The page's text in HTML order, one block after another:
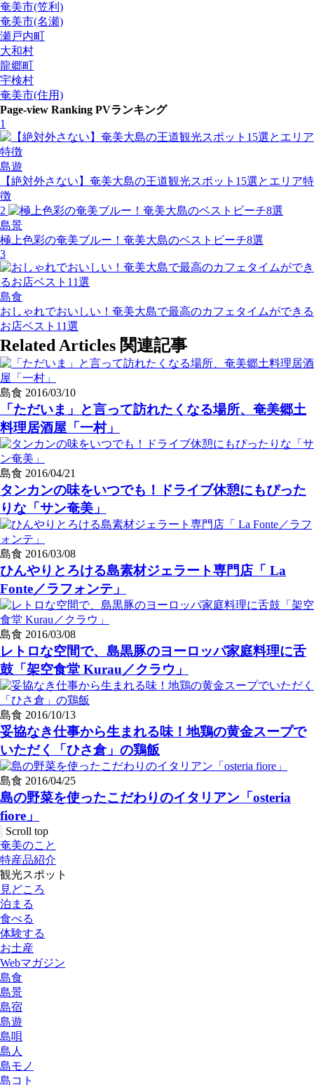
奄美市(笠利)
奄美市(名瀬)
瀬戸内町
大和村
龍郷町
宇検村
奄美市(住用)
Page-view Ranking PVランキング
1
島遊
【絶対外さない】奄美大島の王道観光スポット15選とエリア特
徴
2
島景
極上色彩の奄美ブルー！奄美大島のベストビーチ8選
3
島食
おしゃれでおいしい！奄美大島で最高のカフェタイムができる
お店ベスト11選
Related Articles 関連記事
島食 2016/03/10
「ただいま」と言って訪れたくなる場所、奄美郷土
料理居酒屋「一村」
島食 2016/04/21
タンカンの味をいつでも！ドライブ休憩にもぴった
りな「サン奄美」
島食 2016/03/08
ひんやりとろける島素材ジェラート専門店「 La
Fonte／ラフォンテ」
島食 2016/03/08
レトロな空間で、島黒豚のヨーロッパ家庭料理に舌
鼓「架空食堂 Kurau／クラウ」
島食 2016/10/13
妥協なき仕事から生まれる味！地鶏の黄金スープで
いただく「ひさ倉」の鶏飯
島食 2016/04/25
島の野菜を使ったこだわりのイタリアン「osteria
fiore」
Scroll top
奄美のこと
特産品紹介
観光スポット
見どころ
泊まる
食べる
体験する
お土産
Webマガジン
島食
島景
島宿
島遊
島唄
島人
島モノ
島コト